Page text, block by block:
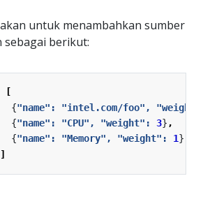
untuk menambahkan sumber
sebagai berikut:
[
{"name": "intel.com/foo",
{"name": "CPU", "weight": 3} ,
{"name": "Memory", "weight": 1}
]